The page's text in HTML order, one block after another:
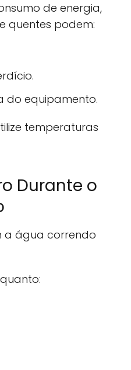
de energia,
quentes podem:
do equipamento.
temperaturas
Durante o
a água correndo